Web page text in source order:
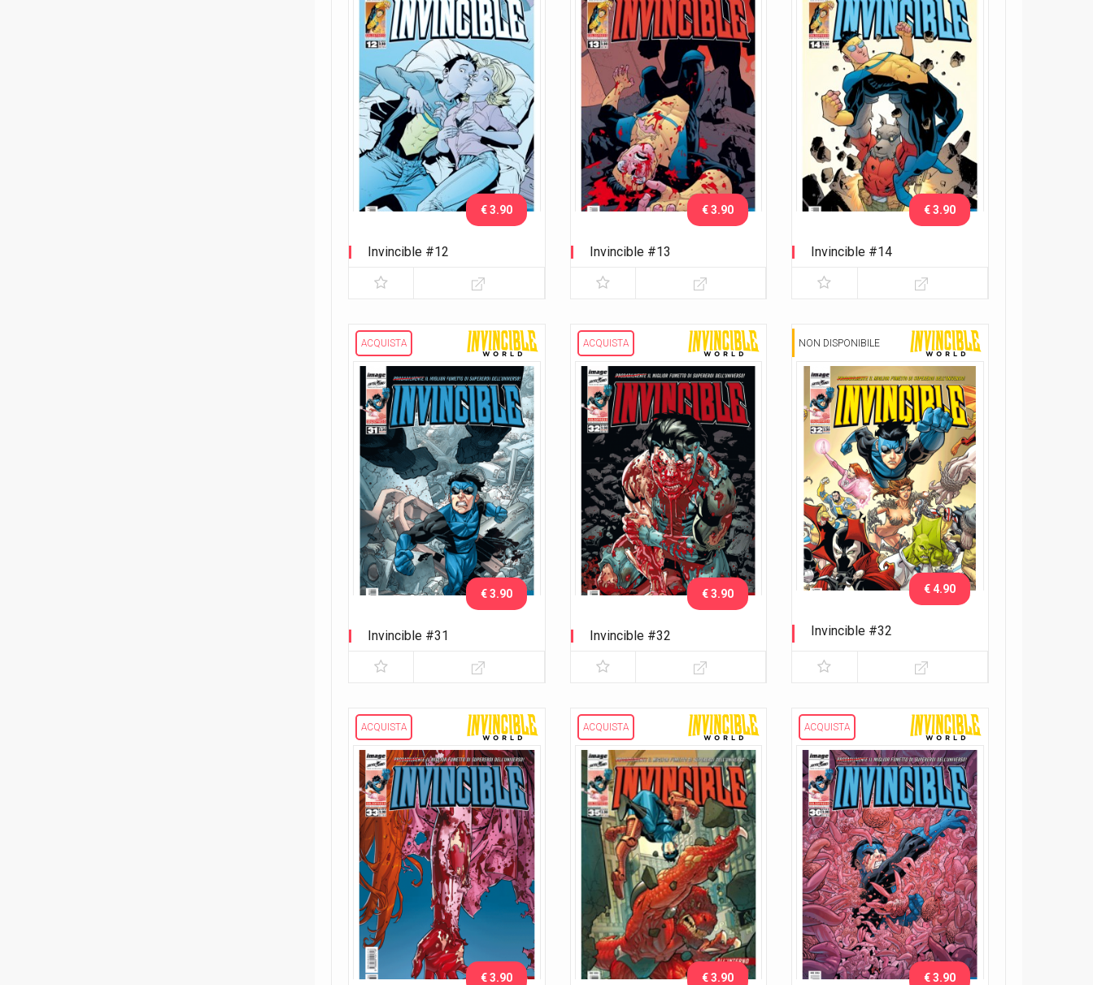
Invincible #12
€ 3.90
Invincible #13
€ 3.90
Invincible #14
€ 3.90
ACQUISTA
Invincible #31
€ 3.90
ACQUISTA
Invincible #32
€ 3.90
NON DISPONIBILE
Invincible #32
€ 4.90
ACQUISTA
€ 3.90
ACQUISTA
€ 3.90
ACQUISTA
€ 3.90